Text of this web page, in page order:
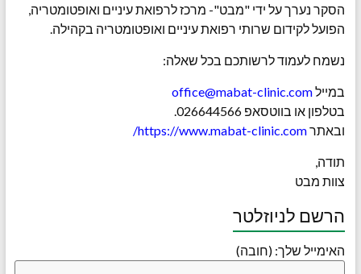
הסקר נערך על ידי "מבט"- מרכז לרפואת עיניים ואופטומטריה,
הפועל לקידום שרותי רפואת עיניים ואופטומטריה בקהילה.
נשמח לעמוד לרשותכם בכל שאלה:
במיילoffice@mabat-clinic.com
בטלפון או בווטסאפ 026644566.
ובאתרhttps://www.mabat-clinic.com/
תודה,
צוות מבט
הרשם לניוזלטר
האימייל שלך: (חובה)